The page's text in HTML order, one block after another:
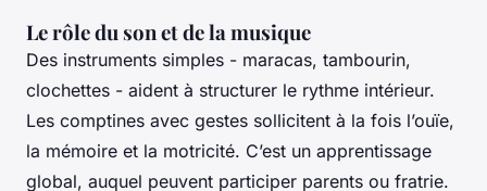
Le rôle du son et de la musique
Des instruments simples - maracas, tambourin,
clochettes - aident à structurer le rythme intérieur.
Les comptines avec gestes sollicitent à la fois l’ouïe,
la mémoire et la motricité. C’est un apprentissage
global, auquel peuvent participer parents ou fratrie.